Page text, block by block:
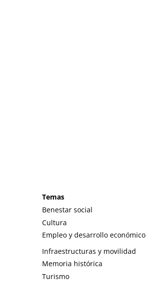
Temas
Benestar social
Cultura
Empleo y desarrollo económico
Infraestructuras y movilidad
Memoria histórica
Turismo